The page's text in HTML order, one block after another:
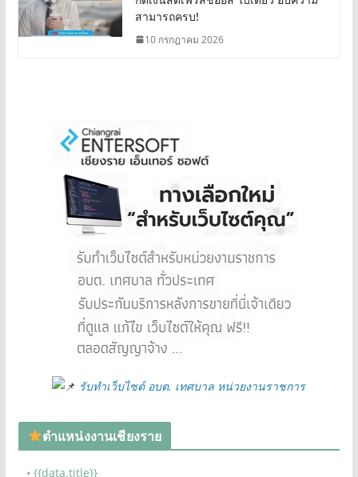
สามารถครบ!
10 กรกฎาคม 2026
รับทำเว็บไซต์ อบต. เทศบาล หน่วยงานราชการ
ตำแหน่งงานเชียงราย
• {{data.title}}